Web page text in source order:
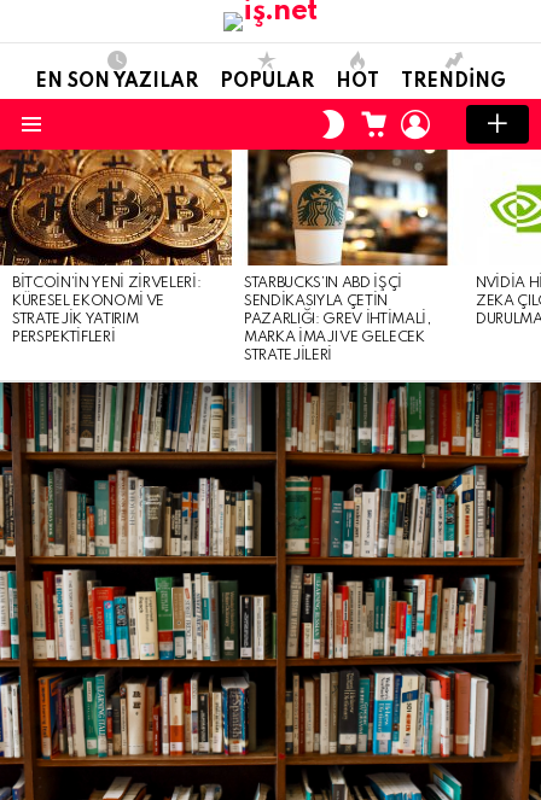
EN SON YAZILAR POPULAR HOT TRENDING
SKIN
ANAHTARI
ALIŞVERIŞ
SEPETI
OTURUM
EN
SON
YAZILAR
BITCOIN’IN YENI ZIRVELERI:
KÜRESEL EKONOMI VE
STRATEJIK YATIRIM
PERSPEKTIFLERI
STARBUCKS’IN ABD İŞÇI
SENDIKASIYLA ÇETIN
PAZARLIĞI: GREV İHTIMALI,
MARKA İMAJI VE GELECEK
STRATEJILERI
NVIDIA
ZEKA